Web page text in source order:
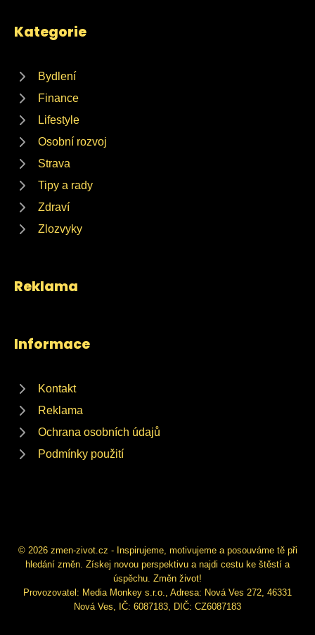
Kategorie
Bydlení
Finance
Lifestyle
Osobní rozvoj
Strava
Tipy a rady
Zdraví
Zlozvyky
Reklama
Informace
Kontakt
Reklama
Ochrana osobních údajů
Podmínky použití
© 2026 zmen-zivot.cz - Inspirujeme, motivujeme a posouváme tě při
hledání změn. Získej novou perspektivu a najdi cestu ke štěstí a
úspěchu. Změn život!
Provozovatel: Media Monkey s.r.o., Adresa: Nová Ves 272, 46331
Nová Ves, IČ: 6087183, DIČ: CZ6087183